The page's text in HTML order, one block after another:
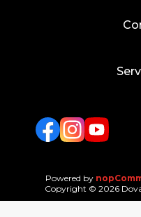
FacebookTwitterYouTube
Powered by
Copyright © 2026